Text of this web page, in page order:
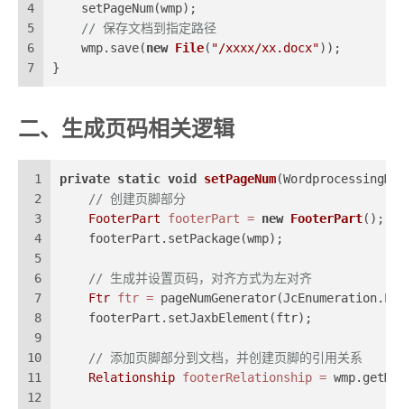
4
5
6
7
    setPageNum(wmp);
// 保存文档到指定路径
    wmp.save(
new File( "/xxxx/xx.docx"));
}
二、生成页码相关逻辑
1
2
3
4
5
6
7
8
9
10
11
12
private static void setPageNum
// 创建页脚部分
FooterPart
footerPart = new FooterPart();
    footerPart.setPackage(wmp);
// 生成并设置页码，对齐方式为左对齐
Ftr ftr =
    footerPart.setJaxbElement(ftr);
// 添加页脚部分到文档，并创建页脚的引用关系
Relationship footerRelationship =